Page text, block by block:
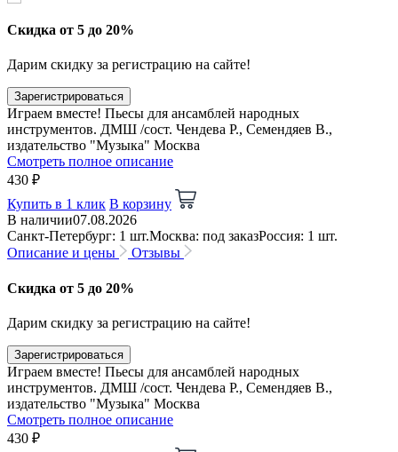
Скидка от 5 до 20%
Дарим скидку за регистрацию на сайте!
Зарегистрироваться
Играем вместе! Пьесы для ансамблей народных
инструментов. ДМШ /сост. Чендева Р., Семендяев В.,
издательство "Музыка" Москва
Смотреть полное описание
430 ₽
Купить в 1 клик В корзину
В наличии07.08.2026
Санкт-Петербург: 1 шт.Москва: под заказРоссия: 1 шт.
Описание и цены
Отзывы
Скидка от 5 до 20%
Дарим скидку за регистрацию на сайте!
Зарегистрироваться
Играем вместе! Пьесы для ансамблей народных
инструментов. ДМШ /сост. Чендева Р., Семендяев В.,
издательство "Музыка" Москва
Смотреть полное описание
430 ₽